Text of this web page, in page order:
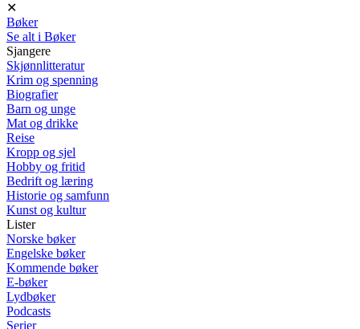
✕
Bøker
Se alt i Bøker
Sjangere
Skjønnlitteratur
Krim og spenning
Biografier
Barn og unge
Mat og drikke
Reise
Kropp og sjel
Hobby og fritid
Bedrift og læring
Historie og samfunn
Kunst og kultur
Lister
Norske bøker
Engelske bøker
Kommende bøker
E-bøker
Lydbøker
Podcasts
Serier